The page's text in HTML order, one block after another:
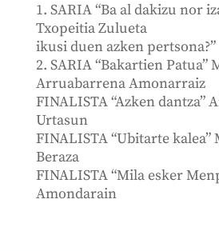
1. SARIA “Ba al dakizu nor
Txopeitia Zulueta
ikusi duen azken pertsona?”
2. SARIA “Bakartien Patua”
Arruabarrena Amonarraiz
FINALISTA “Azken dantza”
Urtasun
FINALISTA “Ubitarte
Beraza
FINALISTA “Mila esker
Amondarain